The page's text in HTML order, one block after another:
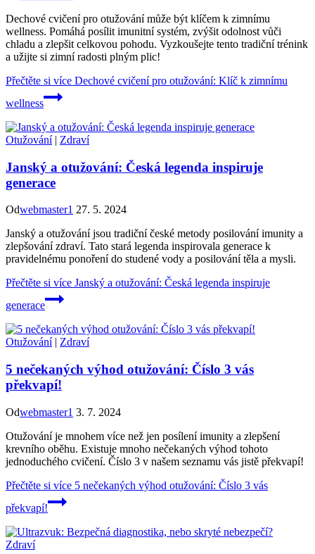
Dechové cvičení pro otužování může být klíčem k zimnímu
wellness. Pomáhá posílit imunitní systém, zvýšit odolnost vůči
chladu a zlepšit celkovou pohodu. Vyzkoušejte tento tradiční trénink
a užijte si zimní radosti plným plic!
Přečtěte si více Dechové cvičení pro otužování: Klíč k zimnímu
wellness
Otužování| Zdraví
Janský a otužování: Česká legenda inspiruje
generace
Odwebmaster1 27. 5. 2024
Janský a otužování jsou tradiční české metody posilování imunity a
zlepšování zdraví. Tato stará legenda inspirovala generace k
pravidelnému ponoření do studené vody a posilování těla a mysli.
Přečtěte si více Janský a otužování: Česká legenda inspiruje
generace
Otužování| Zdraví
5 nečekaných výhod otužování: Číslo 3 vás
překvapí!
Odwebmaster1 3. 7. 2024
Otužování je mnohem více než jen posílení imunity a zlepšení
krevního oběhu. Existuje mnoho nečekaných výhod tohoto
jednoduchého cvičení. Číslo 3 v našem seznamu vás jistě překvapí!
Přečtěte si více 5 nečekaných výhod otužování: Číslo 3 vás
překvapí!
Zdraví